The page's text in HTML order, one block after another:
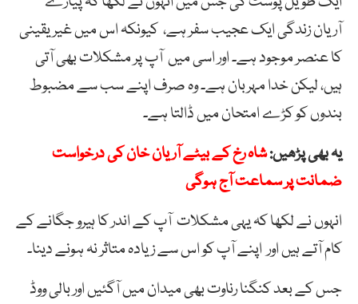
آریان زندگی ایک عجیب سفر ہے، کیونکہ اس میں غیر یقینی
کا عنصر موجود ہے۔ اور اسی میں آپ پر مشکلات بھی آتی
ہیں، لیکن خدا مہربان ہے۔ وہ صرف اپنے سب سے مضبوط
بندوں کو کڑے امتحان میں ڈالتا ہے۔
یہ بھی پڑھیں:شاہ رخ کے بیٹے آریان خان کی درخواست
ضمانت پر سماعت آج ہوگی
انہوں نے لکھا کہ یہی مشکلات آپ کے اندر کا ہیرو جگانے کے
کام آتے ہیں اور اپنے آپ کو اس سے زیادہ متاثر نہ ہونے دینا۔
جس کے بعد کنگنا رناوت بھی میدان میں آگئیں اور بالی ووڈ